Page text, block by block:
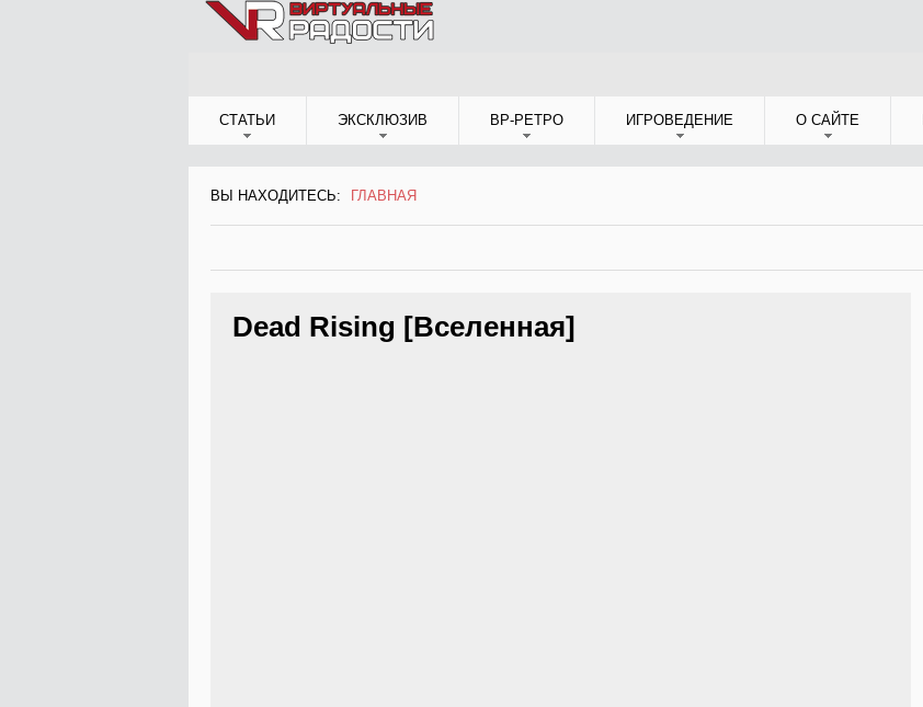
СТАТЬИ ЭКСКЛЮЗИВ ВР-РЕТРО ИГРОВЕДЕНИЕ О САЙТЕ
ВЫ НАХОДИТЕСЬ:
ВЫ НАХОДИТЕСЬ
ГЛАВНАЯ
Dead Rising [Вселенная]